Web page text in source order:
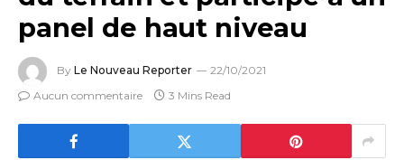
panel de haut niveau
By Le Nouveau Reporter
22/10/2021
Aucun commentaire
3 Mins Read